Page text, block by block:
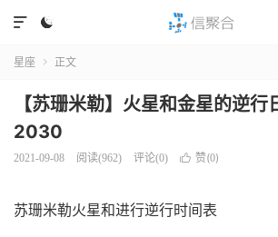


星座  正文
【苏珊米勒】火星和金星的逆
2030
2021-09-08 阅读(962) 评论(0)  赞(0)
苏珊米勒火星和进行逆行时间表